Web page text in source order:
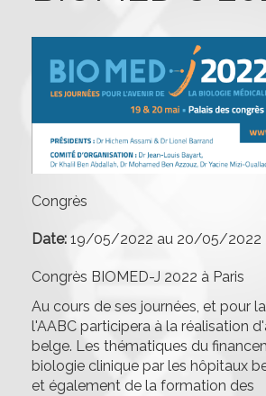
Congrès
Date: 19/05/2022 au 20/05/2022
Congrès BIOMED-J 2022 à Paris
Au cours de ses journées, et pour
l'AABC participera à la réalisation
belge. Les thématiques du
biologie clinique par les hôpitaux
et également de la formation des